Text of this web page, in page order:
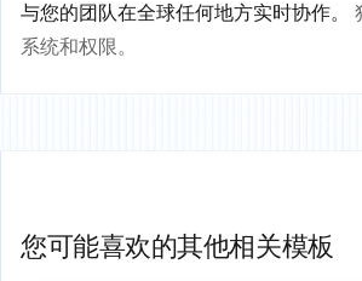
与您的团队在全球任何地方实时协作。
系统和权限。
您可能喜欢的其他相关模板